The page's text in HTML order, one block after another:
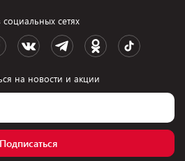
сетях
на новости и акции
Подписаться